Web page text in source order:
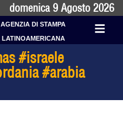
domenica 9 Agosto 2026
AGENZIA DI STAMPA
LATINOAMERICANA
#israele
#arabia